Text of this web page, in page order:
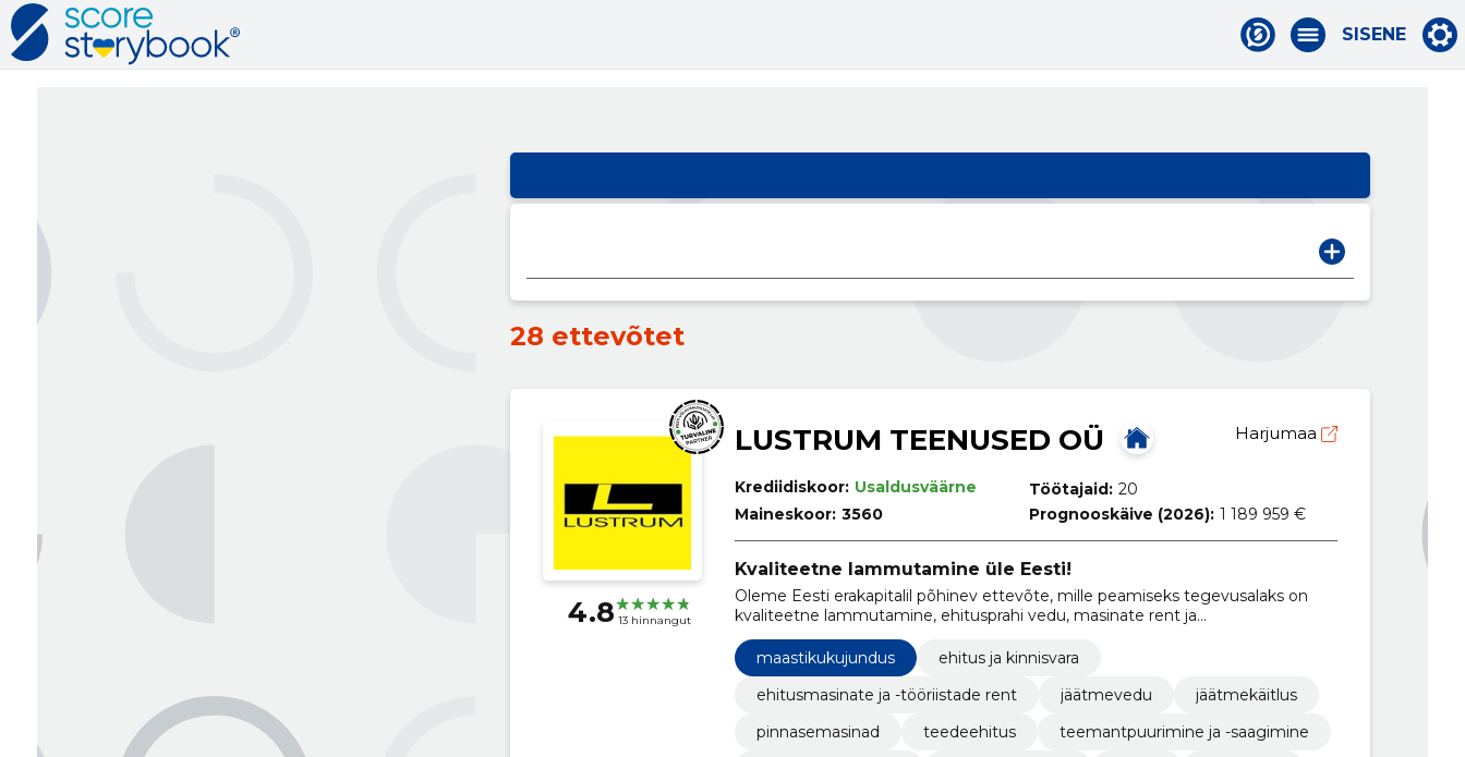
SISENE
28 ettevõtet
4.8 13 hinnangut
LUSTRUM TEENUSED OÜ Harjumaa
Krediidiskoor: Usaldusväärne
Maineskoor: 3560
Töötajaid: 20
Prognooskäive (2026): 1 189 959 €
Kvaliteetne lammutamine üle Eesti!
Oleme Eesti erakapitalil põhinev ettevõte, mille peamiseks tegevusalaks on
kvaliteetne lammutamine, ehitusprahi vedu, masinate rent ja
maastikukujundus.
maastikukujundus
ehitus ja kinnisvara
ehitusmasinate ja -tööriistade rent
jäätmevedu
jäätmekäitlus
pinnasemasinad
teedeehitus
teemantpuurimine ja -saagimine